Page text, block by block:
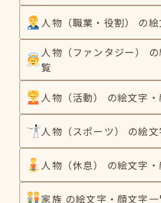
人物（職業・役割） の
人物（ファンタジー）
覧
人物（活動） の絵文字
人物（スポーツ） の絵
人物（休息） の絵文字
家族 の絵文字・顔文字